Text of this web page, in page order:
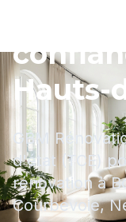
Hauts-
GBM
d'état (TCE)
rénovation à
Courbevoie,